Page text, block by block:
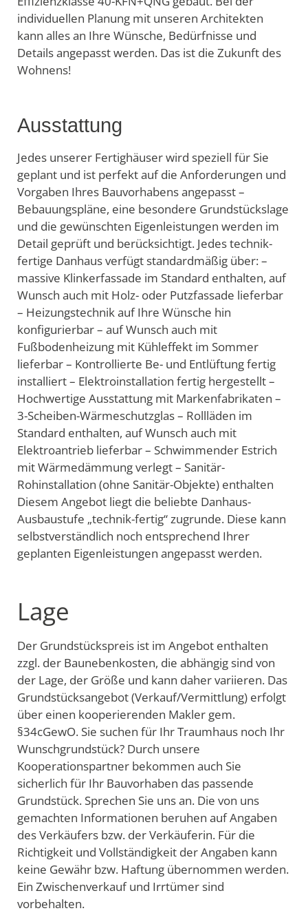
individuellen Planung mit unseren Architekten
kann alles an Ihre Wünsche, Bedürfnisse und
Details angepasst werden. Das ist die Zukunft des
Wohnens!
Ausstattung
Jedes unserer Fertighäuser wird speziell für Sie
geplant und ist perfekt auf die Anforderungen und
Vorgaben Ihres Bauvorhabens angepasst –
Bebauungspläne, eine besondere Grundstückslage
und die gewünschten Eigenleistungen werden im
Detail geprüft und berücksichtigt. Jedes technik-
fertige Danhaus verfügt standardmäßig über: –
massive Klinkerfassade im Standard enthalten, auf
Wunsch auch mit Holz- oder Putzfassade lieferbar
– Heizungstechnik auf Ihre Wünsche hin
konfigurierbar – auf Wunsch auch mit
Fußbodenheizung mit Kühleffekt im Sommer
lieferbar – Kontrollierte Be- und Entlüftung fertig
installiert – Elektroinstallation fertig hergestellt –
Hochwertige Ausstattung mit Markenfabrikaten –
3-Scheiben-Wärmeschutzglas – Rollläden im
Standard enthalten, auf Wunsch auch mit
Elektroantrieb lieferbar – Schwimmender Estrich
mit Wärmedämmung verlegt – Sanitär-
Rohinstallation (ohne Sanitär-Objekte) enthalten
Diesem Angebot liegt die beliebte Danhaus-
Ausbaustufe „technik-fertig“ zugrunde. Diese kann
selbstverständlich noch entsprechend Ihrer
geplanten Eigenleistungen angepasst werden.
Lage
Der Grundstückspreis ist im Angebot enthalten
zzgl. der Baunebenkosten, die abhängig sind von
der Lage, der Größe und kann daher variieren. Das
Grundstücksangebot (Verkauf/Vermittlung) erfolgt
über einen kooperierenden Makler gem.
§34cGewO. Sie suchen für Ihr Traumhaus noch Ihr
Wunschgrundstück? Durch unsere
Kooperationspartner bekommen auch Sie
sicherlich für Ihr Bauvorhaben das passende
Grundstück. Sprechen Sie uns an. Die von uns
gemachten Informationen beruhen auf Angaben
des Verkäufers bzw. der Verkäuferin. Für die
Richtigkeit und Vollständigkeit der Angaben kann
keine Gewähr bzw. Haftung übernommen werden.
Ein Zwischenverkauf und Irrtümer sind
vorbehalten.